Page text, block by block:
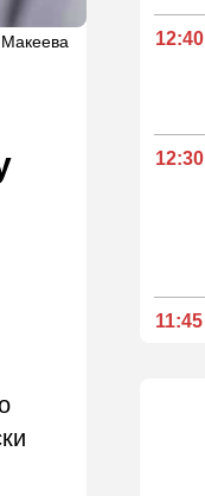
12:40
12:30
11:45